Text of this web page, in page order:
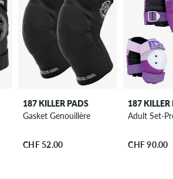
187 KILLER PADS
Gasket Genouillère
CHF 52.00
187 KILLER
Adult Set-
CHF 90.00